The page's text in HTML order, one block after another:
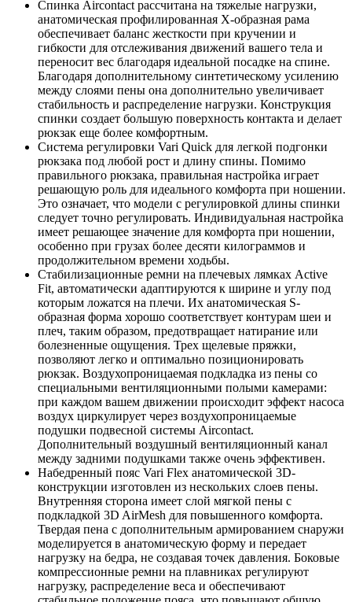
Спинка Aircontact рассчитана на тяжелые нагрузки,
анатомическая профилированная X-образная рама
обеспечивает баланс жесткости при кручении и
гибкости для отслеживания движений вашего тела и
переносит вес благодаря идеальной посадке на спине.
Благодаря дополнительному синтетическому усилению
между слоями пены она дополнительно увеличивает
стабильность и распределение нагрузки. Конструкция
спинки создает большую поверхность контакта и делает
рюкзак еще более комфортным.
Система регулировки Vari Quick для легкой подгонки
рюкзака под любой рост и длину спины. Помимо
правильного рюкзака, правильная настройка играет
решающую роль для идеального комфорта при ношении.
Это означает, что модели с регулировкой длины спинки
следует точно регулировать. Индивидуальная настройка
имеет решающее значение для комфорта при ношении,
особенно при грузах более десяти килограммов и
продолжительном времени ходьбы.
Стабилизационные ремни на плечевых лямках Active
Fit, автоматически адаптируются к ширине и углу под
которым ложатся на плечи. Их анатомическая S-
образная форма хорошо соответствует контурам шеи и
плеч, таким образом, предотвращает натирание или
болезненные ощущения. Трех щелевые пряжки,
позволяют легко и оптимально позиционировать
рюкзак. Воздухопроницаемая подкладка из пены со
специальными вентиляционными полыми камерами:
при каждом вашем движении происходит эффект насоса
воздух циркулирует через воздухопроницаемые
подушки подвесной системы Aircontact.
Дополнительный воздушный вентиляционный канал
между задними подушками также очень эффективен.
Набедренный пояс Vari Flex анатомической 3D-
конструкции изготовлен из нескольких слоев пены.
Внутренняя сторона имеет слой мягкой пены с
подкладкой 3D AirMesh для повышенного комфорта.
Твердая пена с дополнительным армированием снаружи
моделируется в анатомическую форму и передает
нагрузку на бедра, не создавая точек давления. Боковые
компрессионные ремни на плавниках регулируют
нагрузку, распределение веса и обеспечивают